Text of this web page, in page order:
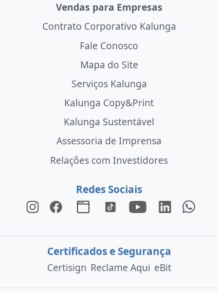
Vendas para Empresas
Contrato Corporativo Kalunga
Fale Conosco
Mapa do Site
Serviços Kalunga
Kalunga Copy&Print
Kalunga Sustentável
Assessoria de Imprensa
Relações com Investidores
Redes Sociais
Certificados e Segurança
Certisign Reclame Aqui eBit